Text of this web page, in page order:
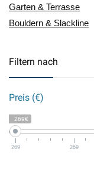
Garten & Terrasse
Bouldern & Slackline
Filtern nach
Preis (€)
269€
269 269